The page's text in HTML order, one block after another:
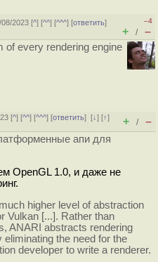
2023 [^] [^^] [^^^] [ответить]
–4
+ / –
of every rendering engine
[^] [^^] [^^^] [ответить][↓] [↑]
+ / –
апи для
OpenGL 1.0, и даже не
higher level of abstraction
Vulkan [...]. Rather than
ANARI abstracts rendering
the need for the
developer to write a renderer.